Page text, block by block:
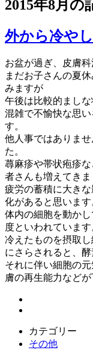
2015年8月の
外から冷や
お盆が過ぎ、皮膚
まだお子さんの夏
みますが
午後は比較的ましな
混雑で不愉快な思
す。
他人事ではありま
た。
蕁麻疹や帯状疱疹
者さんも増えてきま
疲労の蓄積に大き
化があると思います
体内の細胞を動か
度といわれています
冷えたものを摂取
にさらされると、
それに伴い細胞の
膚の再生能力など
カテゴリー
その他